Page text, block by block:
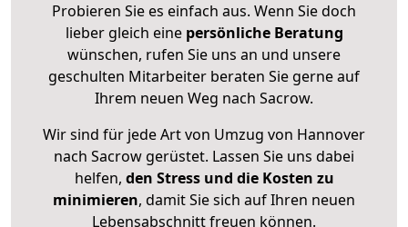
Probieren Sie es einfach aus. Wenn Sie doch
lieber gleich eine persönliche Beratung
wünschen, rufen Sie uns an und unsere
geschulten Mitarbeiter beraten Sie gerne auf
Ihrem neuen Weg nach Sacrow.
Wir sind für jede Art von Umzug von Hannover
nach Sacrow gerüstet. Lassen Sie uns dabei
helfen, den Stress und die Kosten zu
minimieren, damit Sie sich auf Ihren neuen
Lebensabschnitt freuen können.